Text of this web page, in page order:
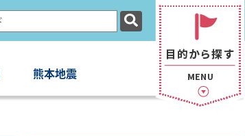
熊本地震